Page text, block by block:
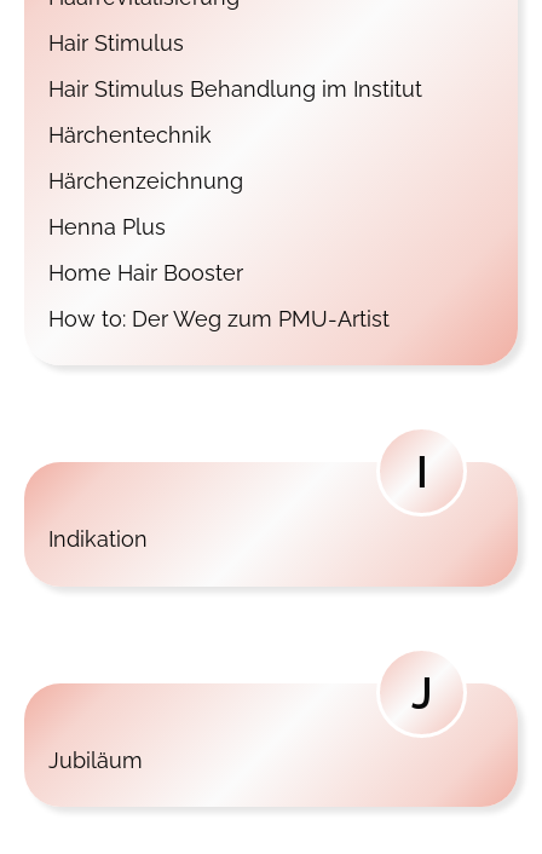
Hair Stimulus
Hair Stimulus Behandlung im Institut
Härchentechnik
Härchenzeichnung
Henna Plus
Home Hair Booster
How to: Der Weg zum PMU-Artist
I
Indikation
J
Jubiläum